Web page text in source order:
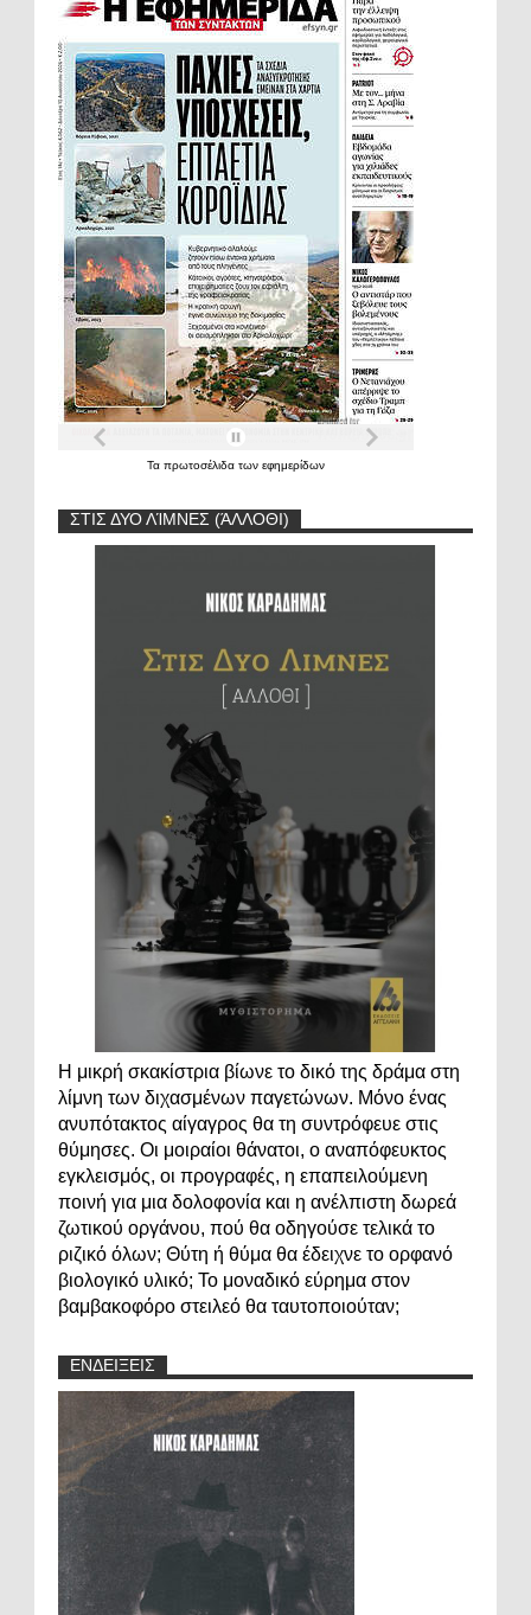
Τα πρωτοσέλιδα των εφημερίδων
ΣΤΙΣ ΔΥΟ ΛΊΜΝΕΣ (ΆΛΛΟΘΙ)
Η μικρή σκακίστρια βίωνε το δικό της δράμα στη
λίμνη των διχασμένων παγετώνων. Μόνο ένας
ανυπότακτος αίγαγρος θα τη συντρόφευε στις
θύμησες. Οι μοιραίοι θάνατοι, ο αναπόφευκτος
εγκλεισμός, οι προγραφές, η επαπειλούμενη
ποινή για μια δολοφονία και η ανέλπιστη δωρεά
ζωτικού οργάνου, πού θα οδηγούσε τελικά το
ριζικό όλων; Θύτη ή θύμα θα έδειχνε το ορφανό
βιολογικό υλικό; Το μοναδικό εύρημα στον
βαμβακοφόρο στειλεό θα ταυτοποιούταν;
ΕΝΔΕΙΞΕΙΣ